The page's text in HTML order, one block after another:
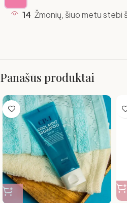
14 Žmonių, šiuo metu stebi
Panašūs produktai